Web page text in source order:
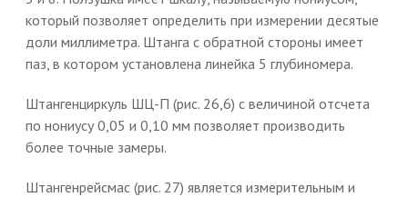
который позволяет определить при измерении десятые
доли миллиметра. Штанга с обратной стороны имеет
паз, в котором установлена линейка 5 глубиномера.
Штангенциркуль ШЦ-П (рис. 26,6) с величиной отсчета
по нониусу 0,05 и 0,10 мм позволяет производить
более точные замеры.
Штангенрейсмас (рис. 27) является измерительным и